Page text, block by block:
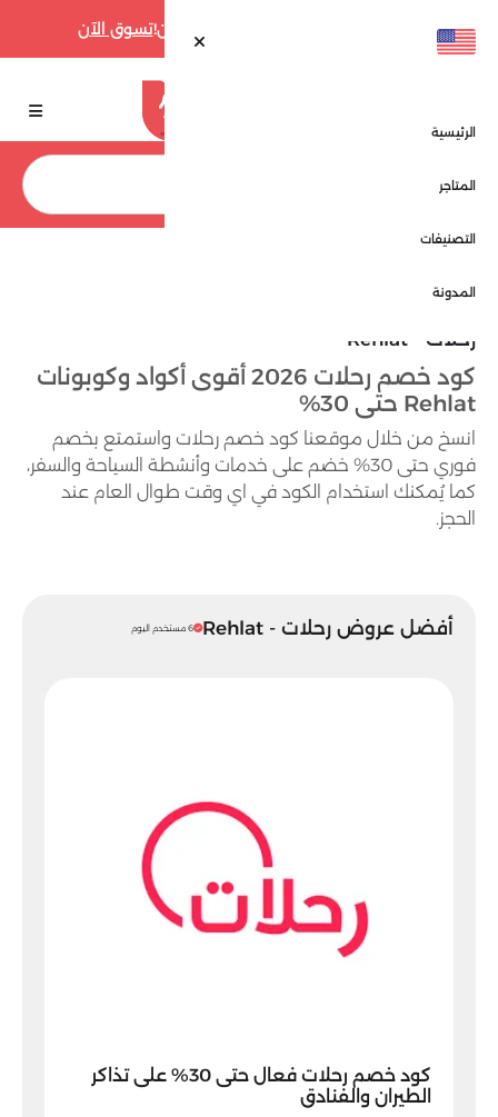
تسوق الآن
الرئيسية
المتاجر
التصنيفات
المدونة
رحلات - Rehlat
كود خصم رحلات 2026 أقوى أكواد وكوبونات
Rehlat حتى 30%
انسخ من خلال موقعنا كود خصم رحلات واستمتع بخصم
فوري حتى 30% خضم على خدمات وأنشطة السياحة والسفر،
كما يُمكنك استخدام الكود في اي وقت طوال العام عند
الحجز.
أفضل عروض رحلات - Rehlat 6 مستخدم اليوم
كود خصم رحلات فعال حتى 30% على تذاكر
الطيران والفنادق